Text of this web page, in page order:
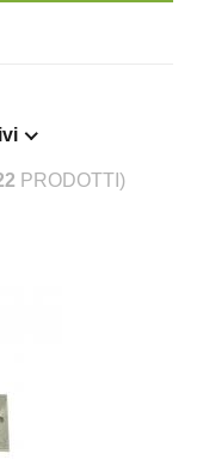
PRODOTTI)